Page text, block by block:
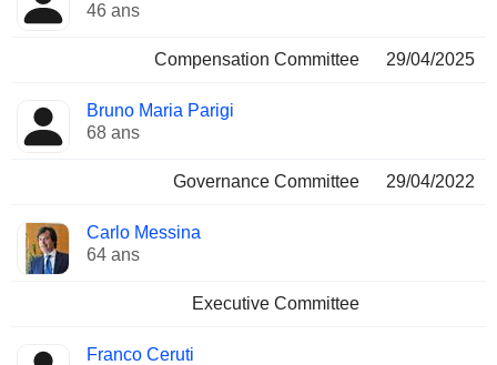
46 ans
Compensation Committee 29/04/2025
Bruno Maria Parigi
68 ans
Governance Committee 29/04/2022
Carlo Messina
64 ans
Executive Committee
Franco Ceruti